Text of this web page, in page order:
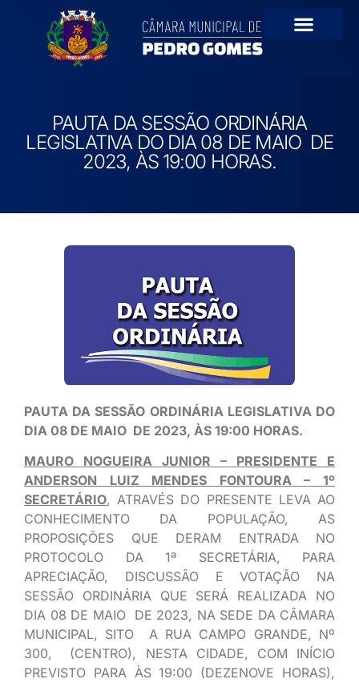
PAUTA DA SESSÃO ORDINÁRIA
LEGISLATIVA DO DIA 08 DE MAIO DE
2023, ÀS 19:00 HORAS.
PAUTA DA SESSÃO ORDINÁRIA LEGISLATIVA DO
DIA 08 DE MAIO DE 2023, ÀS 19:00 HORAS.
MAURO NOGUEIRA JUNIOR – PRESIDENTE E
ANDERSON LUIZ MENDES FONTOURA – 1º
SECRETÁRIO, ATRAVÉS DO PRESENTE LEVA AO
CONHECIMENTO DA POPULAÇÃO, AS
PROPOSIÇÕES QUE DERAM ENTRADA NO
PROTOCOLO DA 1ª SECRETÁRIA, PARA
APRECIAÇÃO, DISCUSSÃO E VOTAÇÃO NA
SESSÃO ORDINÁRIA QUE SERÁ REALIZADA NO
DIA 08 DE MAIO DE 2023, NA SEDE DA CÂMARA
MUNICIPAL, SITO A RUA CAMPO GRANDE, Nº
300, (CENTRO), NESTA CIDADE, COM INÍCIO
PREVISTO PARA ÀS 19:00 (DEZENOVE HORAS),